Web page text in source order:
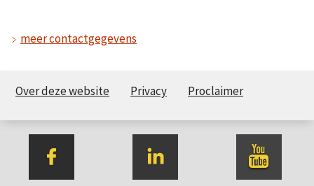
meer contactgegevens
Over deze website Privacy Proclaimer